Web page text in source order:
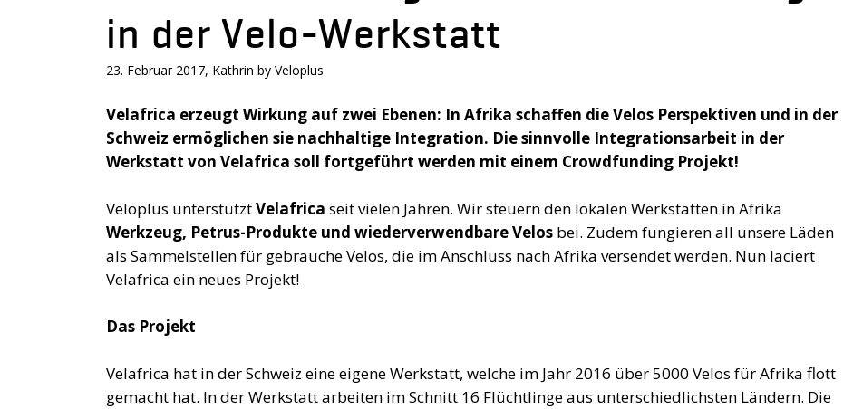
in der Velo-Werkstatt
23. Februar 2017, Kathrin by Veloplus
Velafrica erzeugt Wirkung auf zwei Ebenen: In Afrika schaffen die Velos Perspektiven und in der
Schweiz ermöglichen sie nachhaltige Integration. Die sinnvolle Integrationsarbeit in der
Werkstatt von Velafrica soll fortgeführt werden mit einem Crowdfunding Projekt!
Veloplus unterstütztVelafrica seit vielen Jahren. Wir steuern den lokalen Werkstätten in Afrika
Werkzeug, Petrus-Produkte und wiederverwendbare Velos bei. Zudem fungieren all unsere Läden
als Sammelstellen für gebrauche Velos, die im Anschluss nach Afrika versendet werden. Nun laciert
Velafrica ein neues Projekt!
Das Projekt
Velafrica hat in der Schweiz eine eigene Werkstatt, welche im Jahr 2016 über 5000 Velos für Afrika flott
gemacht hat. In der Werkstatt arbeiten im Schnitt 16 Flüchtlinge aus unterschiedlichsten Ländern. Die